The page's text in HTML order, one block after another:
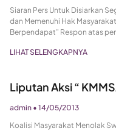
Siaran Pers Untuk Disiarkan
dan Memenuhi Hak
Berpendapat” Respon atas
LIHAT SELENGKAPNYA
Liputan Aksi “
admin
14/05/2013
Koalisi Masyarakat Menolak